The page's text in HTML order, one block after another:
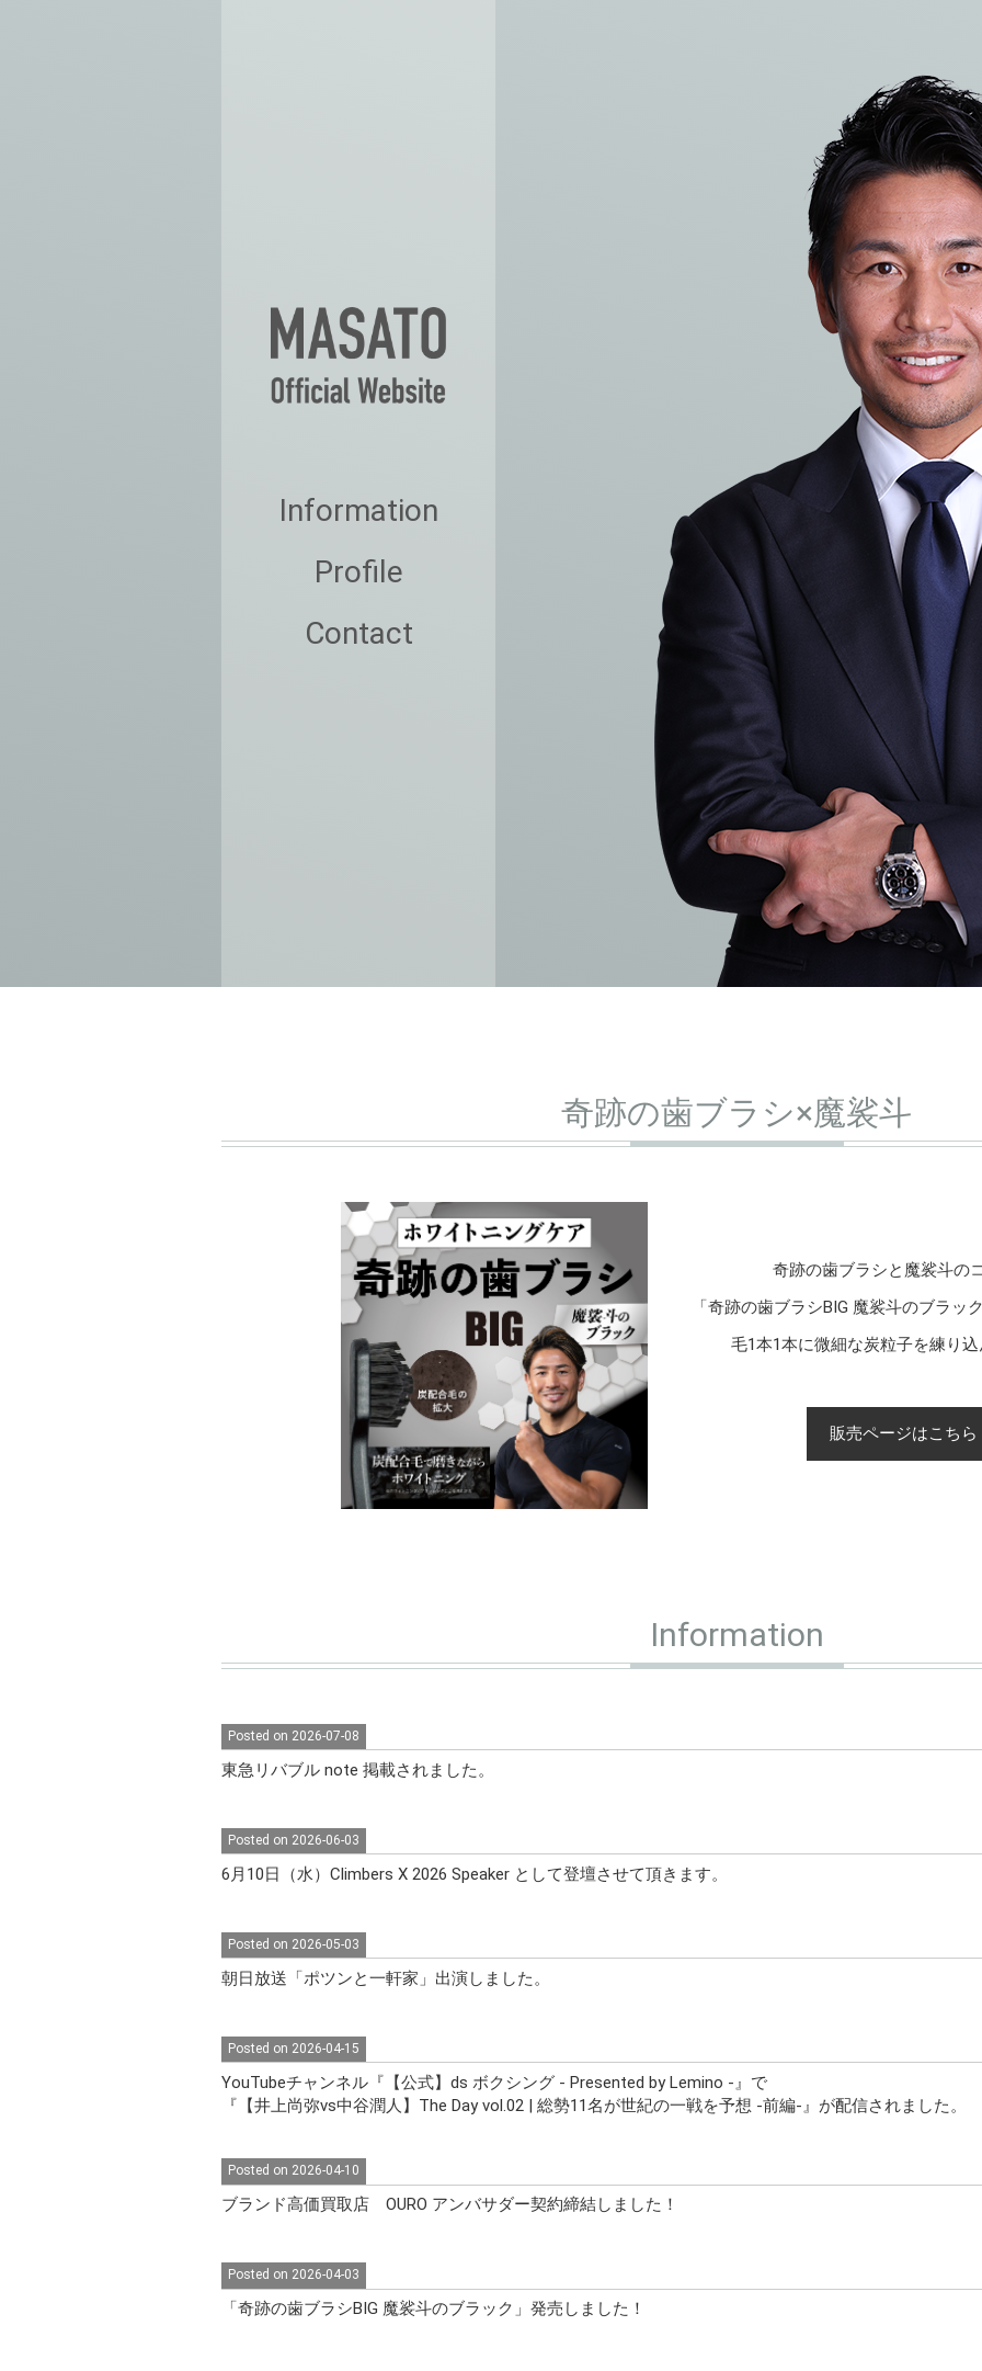
Information
Profile
Contact
奇跡の歯ブラシ×魔裟斗
奇跡の歯ブラシと魔裟斗の
「奇跡の歯ブラシBIG 魔裟斗のブラッ
毛1本1本に微細な炭粒子を練り込
販売ページはこちら
Information
Posted on 2026-07-08
東急リバブル note 掲載されました。
Posted on 2026-06-03
6月10日（水）Climbers X 2026 Speaker として登壇させて頂きます。
Posted on 2026-05-03
朝日放送「ポツンと一軒家」出演しました。
Posted on 2026-04-15
YouTubeチャンネル『【公式】ds ボクシング - Presented by Lemino -』で
『【井上尚弥vs中谷潤人】The Day vol.02 | 総勢11名が世紀の一戦を予想 -前編-』が配信されました。
Posted on 2026-04-10
ブランド高価買取店 OURO アンバサダー契約締結しました！
Posted on 2026-04-03
「奇跡の歯ブラシBIG 魔裟斗のブラック」発売しました！